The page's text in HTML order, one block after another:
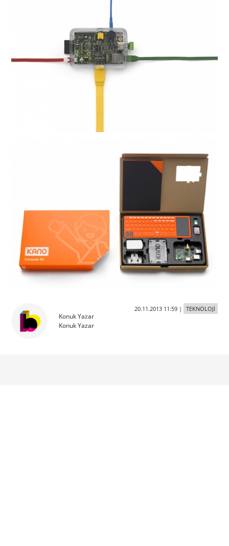
Konuk Yazar
Konuk Yazar
20.11.2013 11:59| TEKNOLOJİ